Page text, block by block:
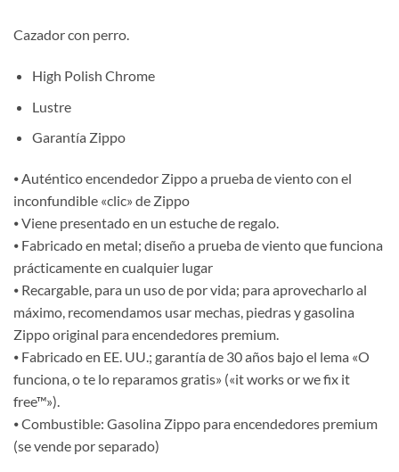
Cazador con perro.
High Polish Chrome
Lustre
Garantía Zippo
⦁ Auténtico encendedor Zippo a prueba de viento con el
inconfundible «clic» de Zippo
⦁ Viene presentado en un estuche de regalo.
⦁ Fabricado en metal; diseño a prueba de viento que funciona
prácticamente en cualquier lugar
⦁ Recargable, para un uso de por vida; para aprovecharlo al
máximo, recomendamos usar mechas, piedras y gasolina
Zippo original para encendedores premium.
⦁ Fabricado en EE. UU.; garantía de 30 años bajo el lema «O
funciona, o te lo reparamos gratis» («it works or we fix it
free™»).
⦁ Combustible: Gasolina Zippo para encendedores premium
(se vende por separado)